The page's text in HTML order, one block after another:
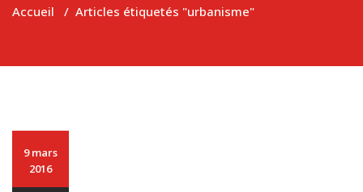
Accueil / Articles étiquetés "urbanisme"
9 mars
2016